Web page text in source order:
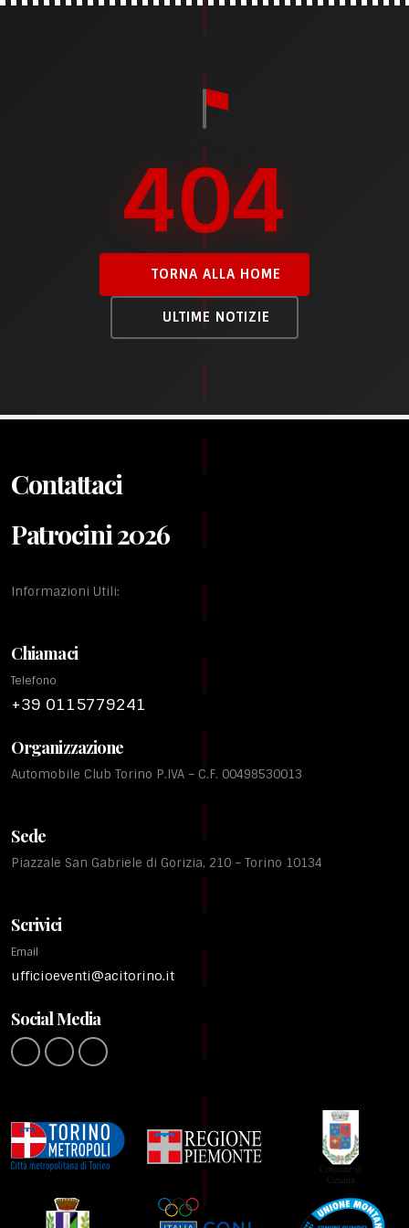
404
TORNA ALLA HOME
ULTIME NOTIZIE
Contattaci
Patrocini 2026
Informazioni Utili:
Chiamaci
Telefono
+39 0115779241
Organizzazione
Automobile Club Torino P.IVA – C.F. 00498530013
Sede
Piazzale San Gabriele di Gorizia, 210 – Torino 10134
Scrivici
Email
ufficioeventi@acitorino.it
Social Media